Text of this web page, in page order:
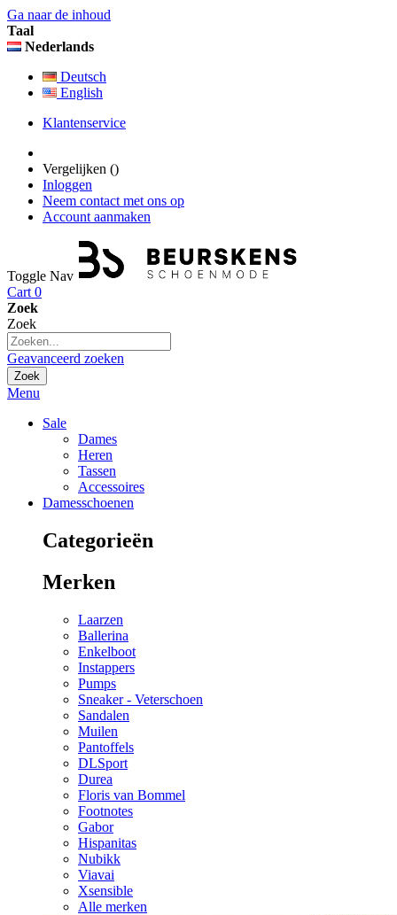
Ga naar de inhoud
Taal
Nederlands
Deutsch
English
Klantenservice
Vergelijken ()
Inloggen
Neem contact met ons op
Account aanmaken
Toggle Nav
Cart 0
Zoek
Zoek
Geavanceerd zoeken
Zoek
Menu
Sale
Dames
Heren
Tassen
Accessoires
Damesschoenen
Categorieën
Merken
Laarzen
Ballerina
Enkelboot
Instappers
Pumps
Sneaker - Veterschoen
Sandalen
Muilen
Pantoffels
DLSport
Durea
Floris van Bommel
Footnotes
Gabor
Hispanitas
Nubikk
Viavai
Xsensible
Alle merken